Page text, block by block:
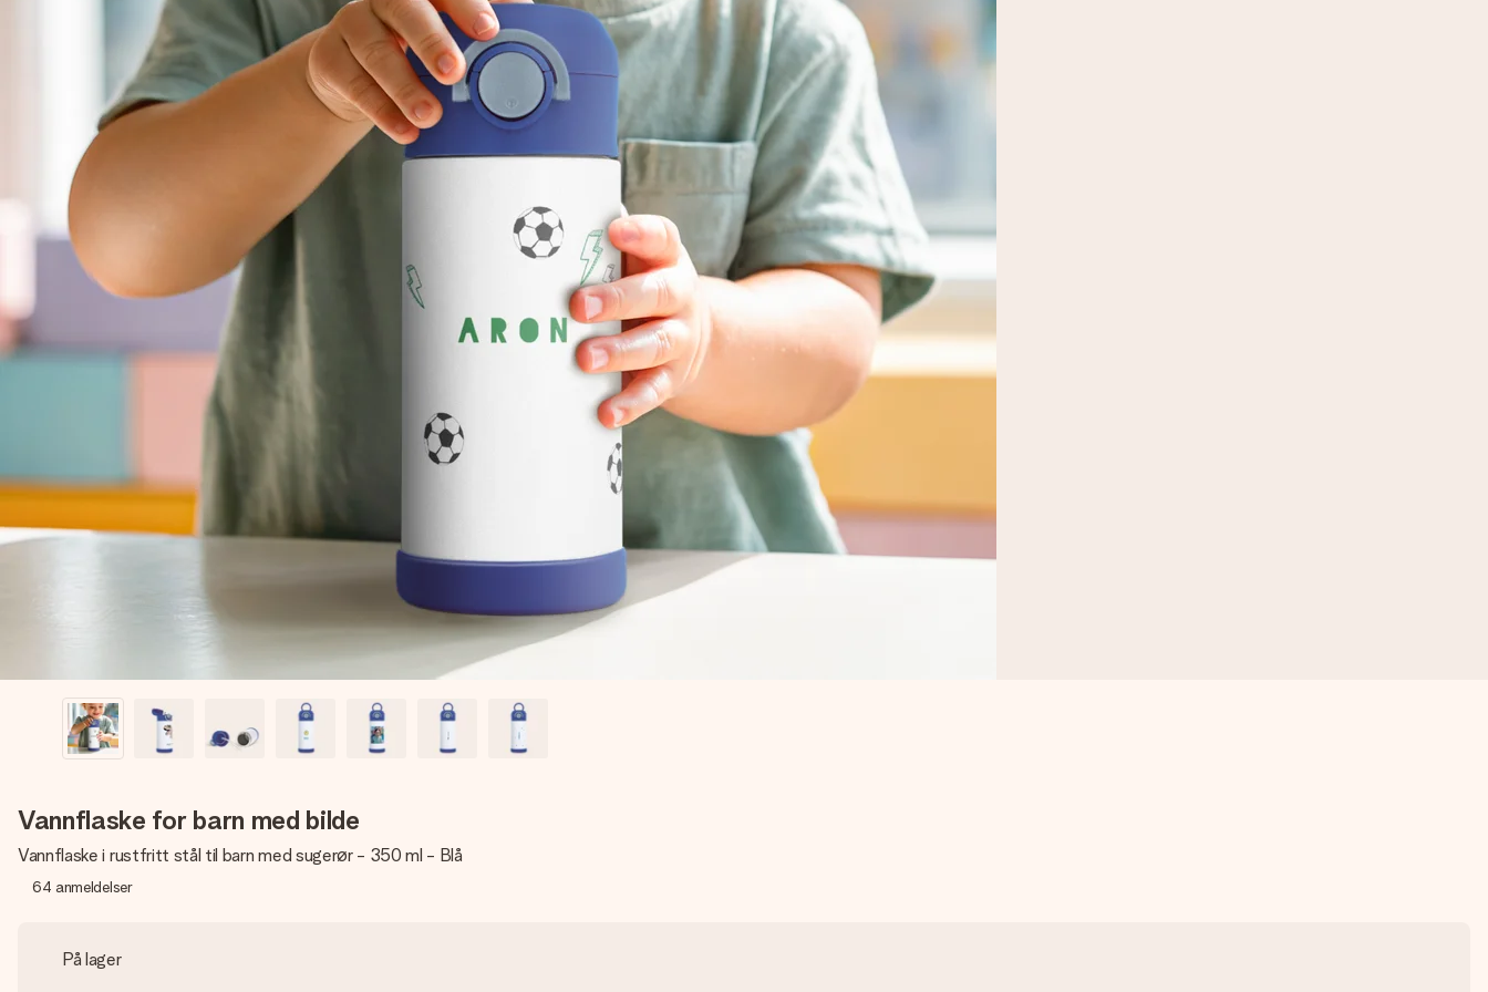
Vannflaske for barn med bilde
Vannflaske i rustfritt stål til barn med sugerør - 350 ml - Blå
64 anmeldelser
På lager